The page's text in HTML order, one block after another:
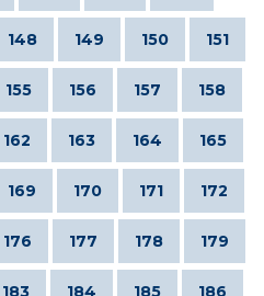
148 149 150 151
155 156 157 158
162 163 164 165
169 170 171 172
176 177 178 179
183 184 185 186